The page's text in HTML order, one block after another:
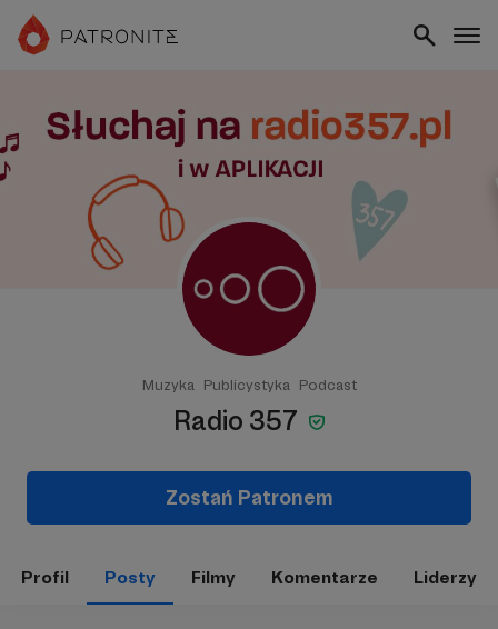
Muzyka Publicystyka Podcast
Radio 357
Zostań Patronem
Profil Posty Filmy Komentarze Liderzy